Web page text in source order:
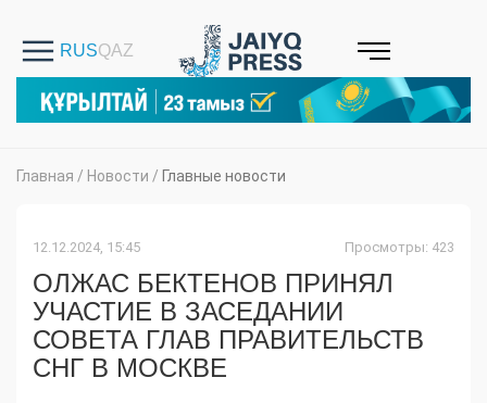
Главная / Новости / Главные новости
12.12.2024, 15:45 Просмотры: 423
ОЛЖАС БЕКТЕНОВ ПРИНЯЛ
УЧАСТИЕ В ЗАСЕДАНИИ
СОВЕТА ГЛАВ ПРАВИТЕЛЬСТВ
СНГ В МОСКВЕ